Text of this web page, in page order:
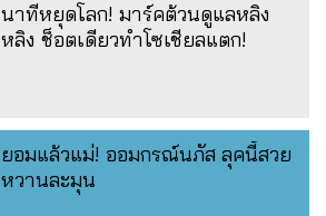
นาทีหยุดโลก! มาร์คต้วนดูแลหลิง
หลิง ช็อตเดียวทำโซเชียลแตก!
ยอมแล้วแม่! ออมกรณ์นภัส ลุคนี้สวย
หวานละมุน